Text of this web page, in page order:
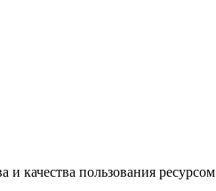
и качества пользования ресурсом